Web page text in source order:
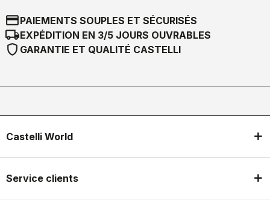
credit_cardPAIEMENTS SOUPLES ET SÉCURISÉS
local_shippingEXPÉDITION EN 3/5 JOURS OUVRABLES
shield GARANTIE ET QUALITÉ CASTELLI
Castelli World
Service clients